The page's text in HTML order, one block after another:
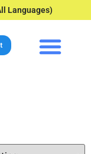
Languages)